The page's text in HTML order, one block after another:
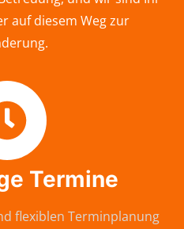
auf diesem Weg zur
Termine
flexiblen Terminplanung